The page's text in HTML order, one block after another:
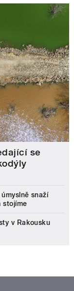
se
snaží
stojíme
v Rakousku